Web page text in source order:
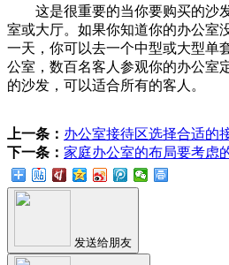
这是很重要的当你要购买的沙
室或大厅。如果你知道你的办公室
一天，你可以去一个中型或大型单
公室，数百名客人参观你的办公室
的沙发，可以适合所有的客人。
上一条： 办公室接待区选择合适的
下一条： 家庭办公室的布局要考虑
发送给朋友